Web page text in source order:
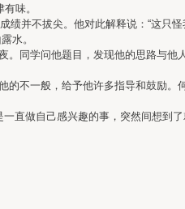
味。
并不拔尖。他对此解释说：“这只怪
水。
同学问他题目，发现他的思路与他
不一般，给予他许多指导和鼓励。
直做自己感兴趣的事，突然间想到